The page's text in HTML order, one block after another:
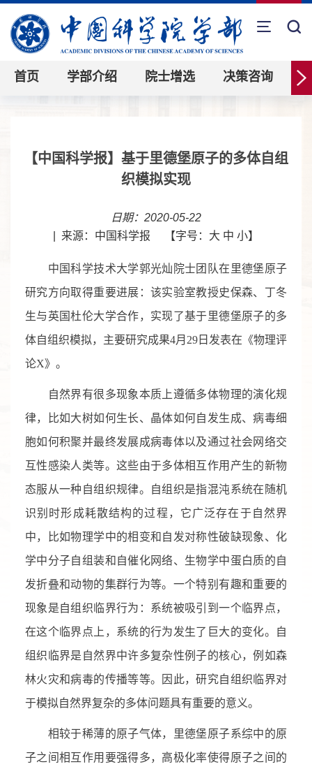
首页 学部介绍 院士增选 决策咨询
【中国科学报】基于里德堡原子的多体自组
织模拟实现
日期：2020-05-22
来源：中国科学报 【字号： 大 中 小】
中国科学技术大学郭光灿院士团队在里德堡原子
研究方向取得重要进展：该实验室教授史保森、丁冬
生与英国杜伦大学合作，实现了基于里德堡原子的多
体自组织模拟，主要研究成果4月29日发表在《物理评
论X》。
自然界有很多现象本质上遵循多体物理的演化规
律，比如大树如何生长、晶体如何自发生成、病毒细
胞如何积聚并最终发展成病毒体以及通过社会网络交
互性感染人类等。这些由于多体相互作用产生的新物
态服从一种自组织规律。自组织是指混沌系统在随机
识别时形成耗散结构的过程，它广泛存在于自然界
中，比如物理学中的相变和自发对称性破缺现象、化
学中分子自组装和自催化网络、生物学中蛋白质的自
发折叠和动物的集群行为等。一个特别有趣和重要的
现象是自组织临界行为：系统被吸引到一个临界点，
在这个临界点上，系统的行为发生了巨大的变化。自
组织临界是自然界中许多复杂性例子的核心，例如森
林火灾和病毒的传播等等。因此，研究自组织临界对
于模拟自然界复杂的多体问题具有重要的意义。
相较于稀薄的原子气体，里德堡原子系综中的原
子之间相互作用要强得多，高极化率使得原子之间的